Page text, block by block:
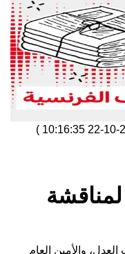
)
والأمين العام